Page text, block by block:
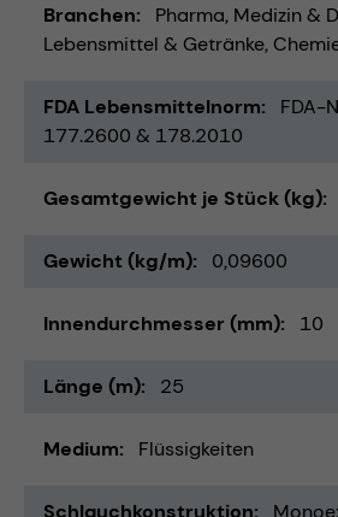
Branchen Pharma Medizin &
Lebensmittel & Getränke
FDA Lebensmittelnorm
FDA-
177.2600 & 178.2010
Gesamtgewicht je Stück (kg)
Gewicht (kg/m) 0,09600
Innendurchmesser (mm) 10
Länge (m) 25
Medium Flüssigkeiten
Schlauchkonstruktion